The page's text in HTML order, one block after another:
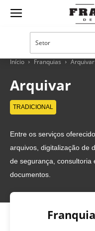
Guia
Franquias
Sucesso
Início Franquias Arquivar
Arquivar
TRADICIONAL
Entre os serviços
arquivos, digitalização de
de segurança, consultoria
documentos.